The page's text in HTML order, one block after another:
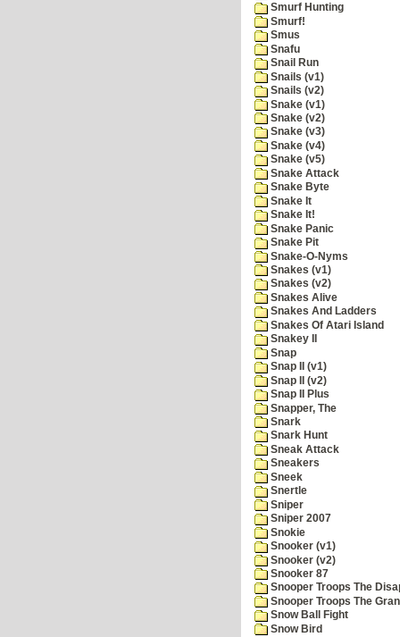
Smurf Hunting
Smurf!
Smus
Snafu
Snail Run
Snails (v1)
Snails (v2)
Snake (v1)
Snake (v2)
Snake (v3)
Snake (v4)
Snake (v5)
Snake Attack
Snake Byte
Snake It
Snake It!
Snake Panic
Snake Pit
Snake-O-Nyms
Snakes (v1)
Snakes (v2)
Snakes Alive
Snakes And Ladders
Snakes Of Atari Island
Snakey II
Snap
Snap II (v1)
Snap II (v2)
Snap II Plus
Snapper, The
Snark
Snark Hunt
Sneak Attack
Sneakers
Sneek
Snertle
Sniper
Sniper 2007
Snokie
Snooker (v1)
Snooker (v2)
Snooker 87
Snooper Troops The
Snooper Troops The
Snow Ball Fight
Snow Bird